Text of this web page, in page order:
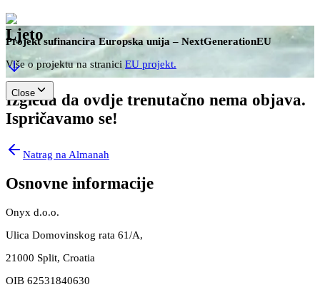
Projekt sufinancira Europska unija – NextGenerationEU
Više o projektu na stranici EU projekt.
Close
Ljeto
Izgleda da ovdje trenutačno nema objava.
Ispričavamo se!
Natrag na Almanah
Osnovne informacije
Onyx d.o.o.
Ulica Domovinskog rata 61/A,
21000 Split, Croatia
OIB 62531840630